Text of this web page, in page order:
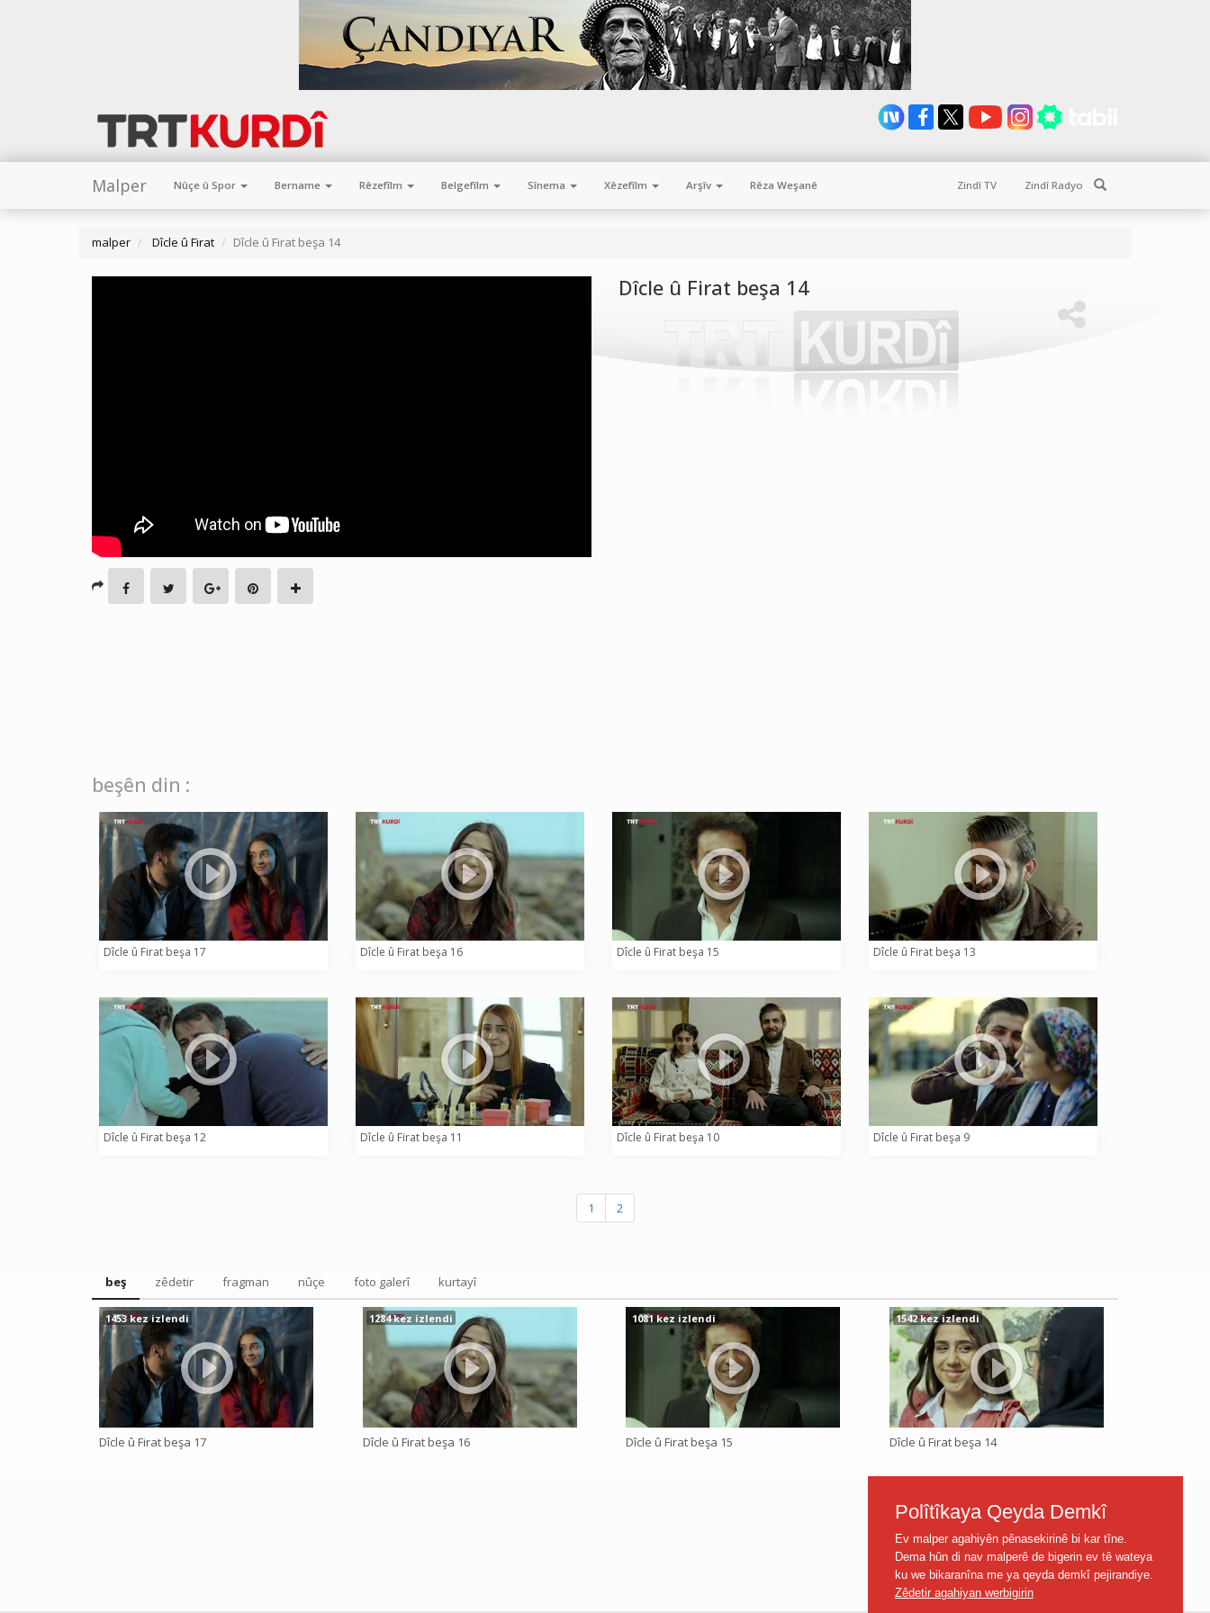
Malper Nûçe û Spor Bername Rêzefîlm Belgefîlm Sînema Xêzefîlm Arşîv Rêza Weşanê Zindî TV Zindî Radyo
malper Dîcle û Firat Dîcle û Firat beşa 14
Dîcle û Firat beşa 14
beşên din :
Dîcle û Firat beşa 17 Dîcle û Firat beşa 16 Dîcle û Firat beşa 15 Dîcle û Firat beşa 13
Dîcle û Firat beşa 12 Dîcle û Firat beşa 11 Dîcle û Firat beşa 10 Dîcle û Firat beşa 9
1 2
beş zêdetir fragman nûçe foto galerî kurtayî
Dîcle û Firat beşa 17
1453 kez izlendi
Dîcle û Firat beşa 16
1284 kez izlendi
Dîcle û Firat beşa 15
1081 kez izlendi
Dîcle û Firat beşa 14
1542 kez izlendi
Polîtîkaya Qeyda Demkî
Ev malper agahiyên pênasekirinê bi kar tîne.
Dema hûn di nav malperê de bigerin ev tê wateya
ku we bikaranîna me ya qeyda demkî pejirandiye.
Zêdetir agahiyan werbigirin